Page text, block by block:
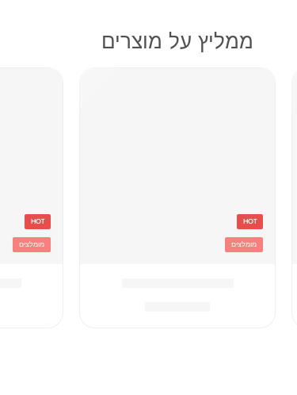
ממליץ על מוצרים
HOT
מומלצים
HOT
מומלצים